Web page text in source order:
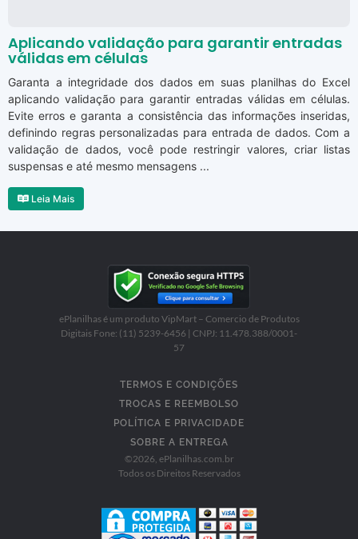
Aplicando validação para garantir entradas
válidas em células
Garanta a integridade dos dados em suas planilhas do Excel
aplicando validação para garantir entradas válidas em células.
Evite erros e garanta a consistência das informações inseridas,
definindo regras personalizadas para entrada de dados. Com a
validação de dados, você pode restringir valores, criar listas
suspensas e até mesmo mensagens ...
Leia Mais
ePlanilhas é um produto VipMart – Comercio de Produtos
Digitais Fone: (11) 5239-6456 | CNPJ: 11.478.388/0001-
57
TERMOS E CONDIÇÕES
TROCAS E REEMBOLSO
POLÍTICA E PRIVACIDADE
SOBRE A ENTREGA
©2026 , ePlanilhas.com.br
Todos os Direitos Reservados